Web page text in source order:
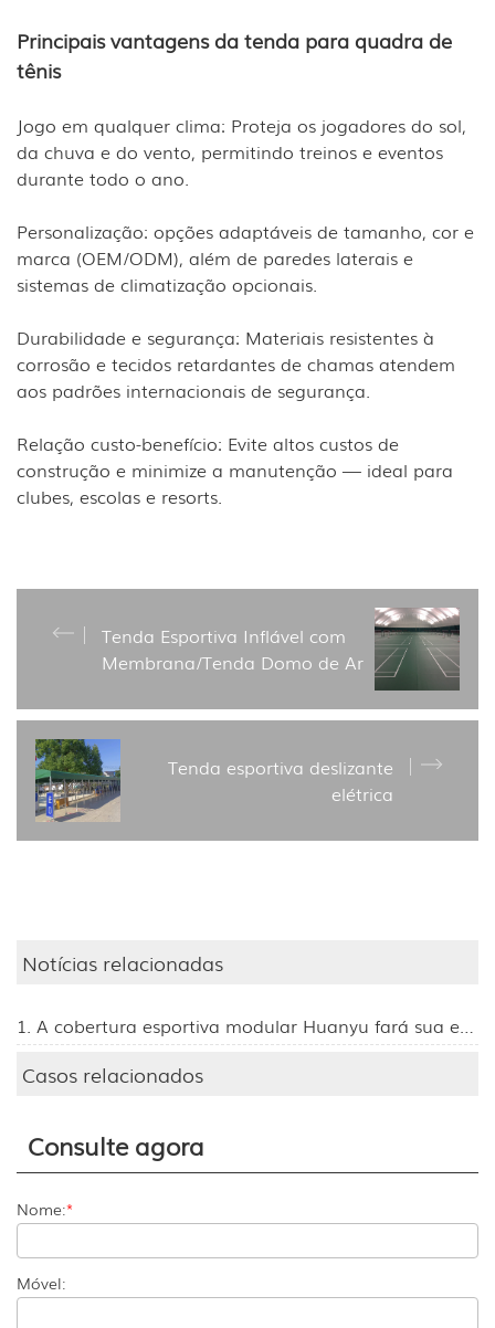
Principais vantagens da tenda para quadra de
tênis
Jogo em qualquer clima: Proteja os jogadores do sol,
da chuva e do vento, permitindo treinos e eventos
durante todo o ano.
Personalização: opções adaptáveis ​​de tamanho, cor e
marca (OEM/ODM), além de paredes laterais e
sistemas de climatização opcionais.
Durabilidade e segurança: Materiais resistentes à
corrosão e tecidos retardantes de chamas atendem
aos padrões internacionais de segurança.
Relação custo-benefício: Evite altos custos de
construção e minimize a manutenção — ideal para
clubes, escolas e resorts.
Tenda Esportiva Inflável com
Membrana/Tenda Domo de Ar
Tenda esportiva deslizante
elétrica
Notícias relacionadas
1. A cobertura esportiva modular Huanyu fará sua estreia na 139ª Feira de Cantão, convidando visitantes do mundo todo para o estande 11.1L24.
Casos relacionados
Consulte agora
Nome:*
Móvel: